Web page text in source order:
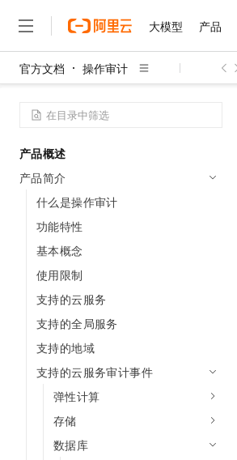
大模型 产品
官方文档 操作审计
产品概述
产品简介
什么是操作审计
功能特性
基本概念
使用限制
支持的云服务
支持的全局服务
支持的地域
支持的云服务审计事件
弹性计算
存储
数据库
大模型
产品
精选产品
计算
容器
存储
网络与CDN
安全
中间件
数据库
解决方案
精选解决方案
互联网应用开发
大数据
安全
网络
上云与迁云
权益
定价
云市场
伙伴
服务
了解阿里云